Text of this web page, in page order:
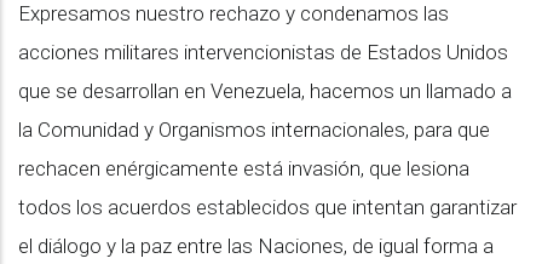
Expresamos nuestro rechazo y condenamos las
acciones militares intervencionistas de Estados Unidos
que se desarrollan en Venezuela, hacemos un llamado a
la Comunidad y Organismos internacionales, para que
rechacen enérgicamente está invasión, que lesiona
todos los acuerdos establecidos que intentan garantizar
el diálogo y la paz entre las Naciones, de igual forma a